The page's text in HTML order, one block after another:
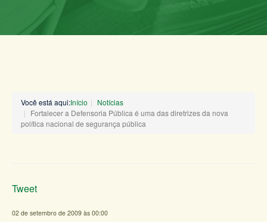
Você está aqui:Início
Notícias
Fortalecer a Defensoria Pública é uma das diretrizes da nova
política nacional de segurança pública
Tweet
02 de setembro de 2009 às 00:00